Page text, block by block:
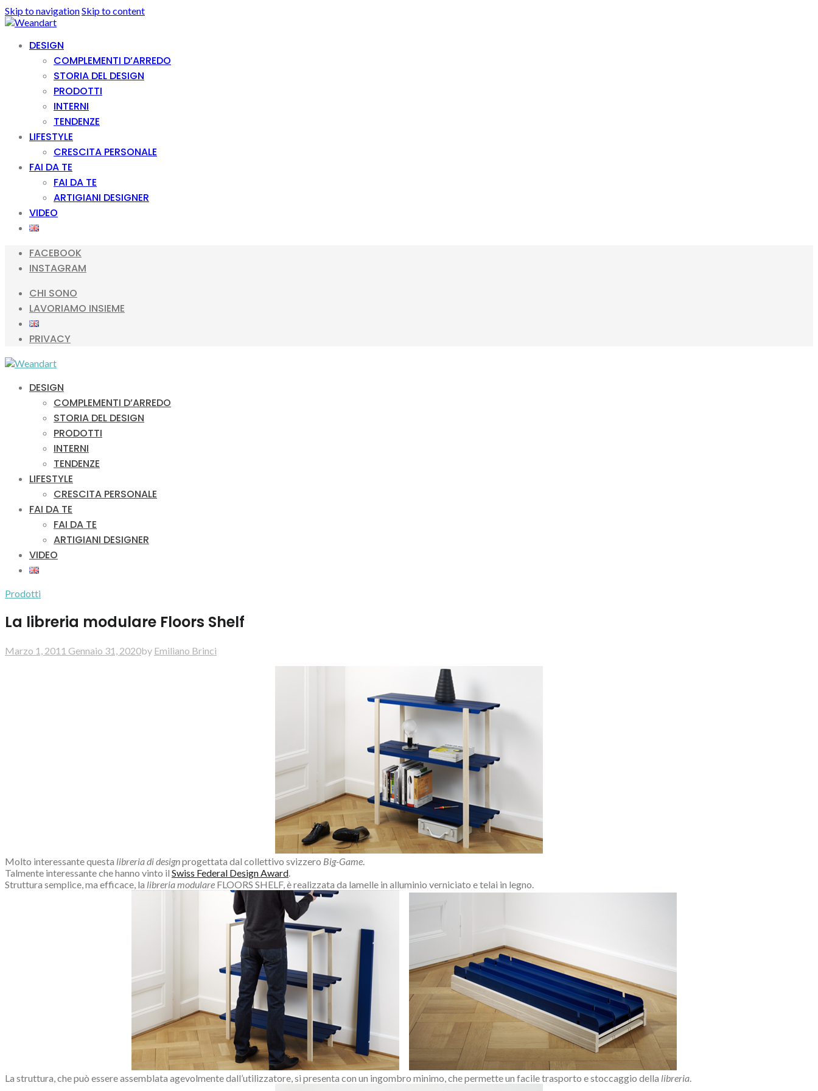
Skip to navigationSkip to content
DESIGN
COMPLEMENTI D’ARREDO
STORIA DEL DESIGN
PRODOTTI
INTERNI
TENDENZE
LIFESTYLE
CRESCITA PERSONALE
FAI DA TE
FAI DA TE
ARTIGIANI DESIGNER
VIDEO
FACEBOOK
INSTAGRAM
CHI SONO
LAVORIAMO INSIEME
PRIVACY
DESIGN
COMPLEMENTI D’ARREDO
STORIA DEL DESIGN
PRODOTTI
INTERNI
TENDENZE
LIFESTYLE
CRESCITA PERSONALE
FAI DA TE
FAI DA TE
ARTIGIANI DESIGNER
VIDEO
Prodotti
La libreria modulare Floors Shelf
Marzo 1, 2011 Gennaio 31, 2020by Emiliano Brinci
Molto interessante questa libreria di designprogettata dal collettivo svizzero Big-Game.
Talmente interessante che hanno vinto il Swiss Federal Design Award.
Struttura semplice, ma efficace, la libreria modulare FLOORS SHELF, è realizzata da lamelle in alluminio verniciato e telai in legno.
La struttura, che può essere assemblata agevolmente dall’utilizzatore, si presenta con un ingombro minimo, che permette un facile trasporto e stoccaggio della libreria.